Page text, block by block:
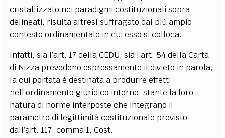
cristallizzato nei paradigmi costituzionali sopra
delineati, risulta altresì suffragato dal più ampio
contesto ordinamentale in cui esso si colloca.
Infatti, sia l’art. 17 della CEDU, sia l’art. 54 della Carta
di Nizza prevedono espressamente il divieto in parola,
la cui portata è destinata a produrre effetti
nell’ordinamento giuridico interno, stante la loro
natura di norme interposte che integrano il
parametro di legittimità costituzionale previsto
dall’art. 117, comma 1, Cost.